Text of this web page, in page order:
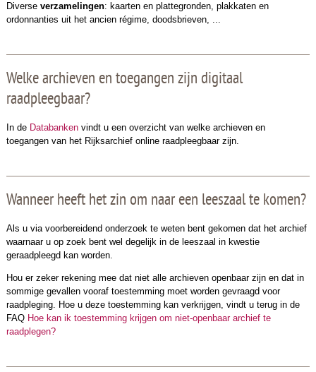
Diverse verzamelingen: kaarten en plattegronden, plakkaten en
ordonnanties uit het ancien régime, doodsbrieven, ...
Welke archieven en toegangen zijn digitaal
raadpleegbaar?
In de Databankenvindt u een overzicht van welke archieven en
toegangen van het Rijksarchief online raadpleegbaar zijn.
Wanneer heeft het zin om naar een leeszaal te komen?
Als u via voorbereidend onderzoek te weten bent gekomen dat het archief
waarnaar u op zoek bent wel degelijk in de leeszaal in kwestie
geraadpleegd kan worden.
Hou er zeker rekening mee dat niet alle archieven openbaar zijn en dat in
sommige gevallen vooraf toestemming moet worden gevraagd voor
raadpleging. Hoe u deze toestemming kan verkrijgen, vindt u terug in de
FAQ Hoe kan ik toestemming krijgen om niet-openbaar archief te
raadplegen?